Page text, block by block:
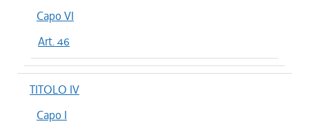
Capo VI
Art. 46
TITOLO IV
Capo I